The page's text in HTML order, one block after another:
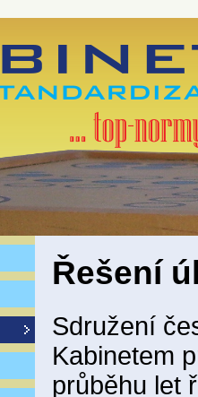
Řešení
Sdružení
Kabinetem
průběhu let